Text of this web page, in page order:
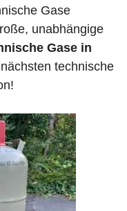
Gase
unabhängige
Gase in
technische